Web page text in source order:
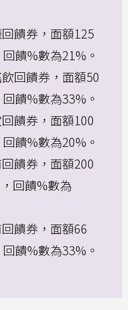
回饋券，面額125
饋%數為21%。
飲回饋券，面額50
饋%數為33%。
回饋券，面額100
饋%數為20%。
回饋券，面額200
回饋%數為
回饋券，面額66
饋%數為33%。